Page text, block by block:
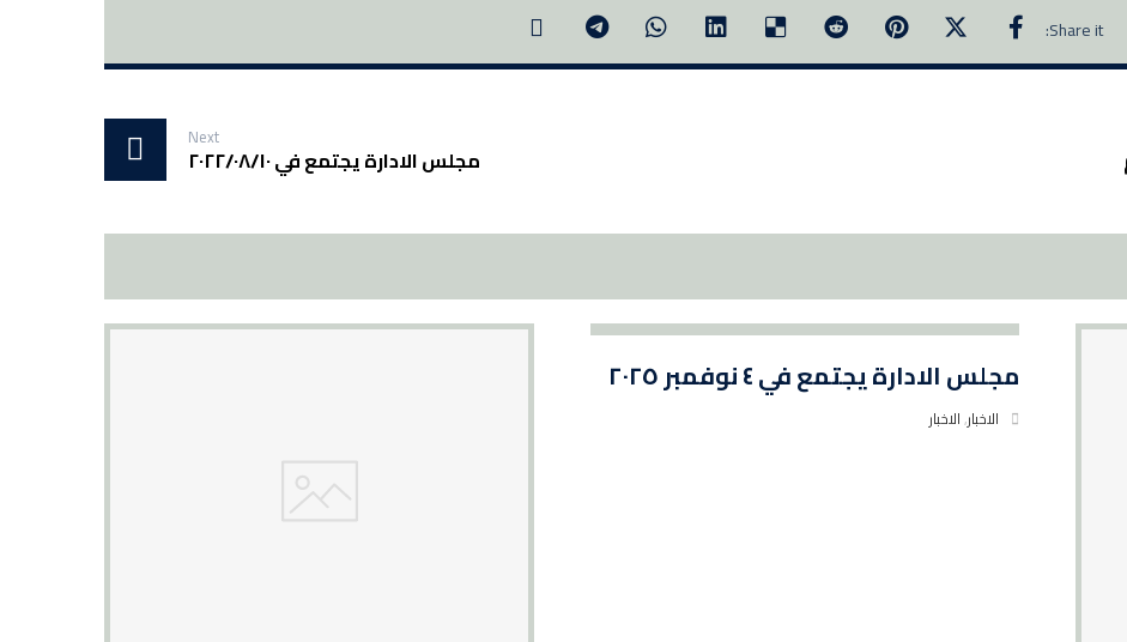
Next
مجلس الادارة يجتمع في ٢٠٢٢/٠٨/١٠
مجلس الادارة يجتمع في ٤ نوفمبر ٢٠٢٥
الاخبار,الاخبار